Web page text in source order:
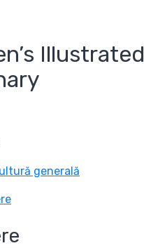
Illustrated
generală